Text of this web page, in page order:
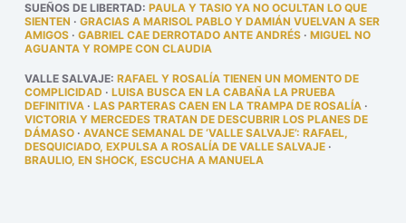
SUEÑOS DE LIBERTAD: PAULA Y TASIO YA NO OCULTAN LO QUE
SIENTEN · GRACIAS A MARISOL PABLO Y DAMIÁN VUELVAN A SER
AMIGOS· GABRIEL CAE DERROTADO ANTE ANDRÉS· MIGUEL NO
AGUANTA Y ROMPE CON CLAUDIA
VALLE SALVAJE: RAFAEL Y ROSALÍA TIENEN UN MOMENTO DE
COMPLICIDAD · LUISA BUSCA EN LA CABAÑA LA PRUEBA
DEFINITIVA· LAS PARTERAS CAEN EN LA TRAMPA DE ROSALÍA·
VICTORIA Y MERCEDES TRATAN DE DESCUBRIR LOS PLANES DE
DÁMASO· AVANCE SEMANAL DE ‘VALLE SALVAJE’: RAFAEL,
DESQUICIADO, EXPULSA A ROSALÍA DE VALLE SALVAJE·
BRAULIO, EN SHOCK, ESCUCHA A MANUELA